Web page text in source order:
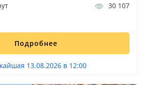
30 107
Подробнее
13.08.2026 в 12:00